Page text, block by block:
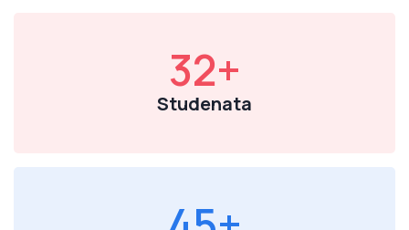
Studenata
32+